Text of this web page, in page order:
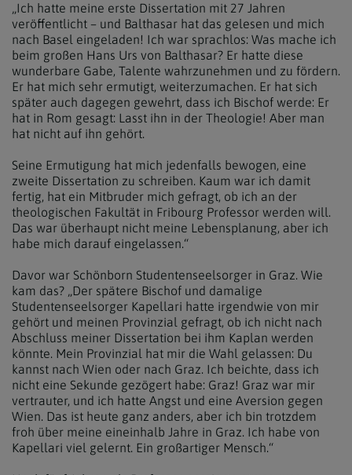
„Ich hatte meine erste Dissertation mit 27 Jahren
veröffentlicht – und Balthasar hat das gelesen und mich
nach Basel eingeladen! Ich war sprachlos: Was mache ich
beim großen Hans Urs von Balthasar? Er hatte diese
wunderbare Gabe, Talente wahrzunehmen und zu fördern.
Er hat mich sehr ermutigt, weiterzumachen. Er hat sich
später auch dagegen gewehrt, dass ich Bischof werde: Er
hat in Rom gesagt: Lasst ihn in der Theologie! Aber man
hat nicht auf ihn gehört.
Seine Ermutigung hat mich jedenfalls bewogen, eine
zweite Dissertation zu schreiben. Kaum war ich damit
fertig, hat ein Mitbruder mich gefragt, ob ich an der
theologischen Fakultät in Fribourg Professor werden will.
Das war überhaupt nicht meine Lebensplanung, aber ich
habe mich darauf eingelassen.“
Davor war Schönborn Studentenseelsorger in Graz. Wie
kam das? „Der spätere Bischof und damalige
Studentenseelsorger Kapellari hatte irgendwie von mir
gehört und meinen Provinzial gefragt, ob ich nicht nach
Abschluss meiner Dissertation bei ihm Kaplan werden
könnte. Mein Provinzial hat mir die Wahl gelassen: Du
kannst nach Wien oder nach Graz. Ich beichte, dass ich
nicht eine Sekunde gezögert habe: Graz! Graz war mir
vertrauter, und ich hatte Angst und eine Aversion gegen
Wien. Das ist heute ganz anders, aber ich bin trotzdem
froh über meine eineinhalb Jahre in Graz. Ich habe von
Kapellari viel gelernt. Ein großartiger Mensch.“